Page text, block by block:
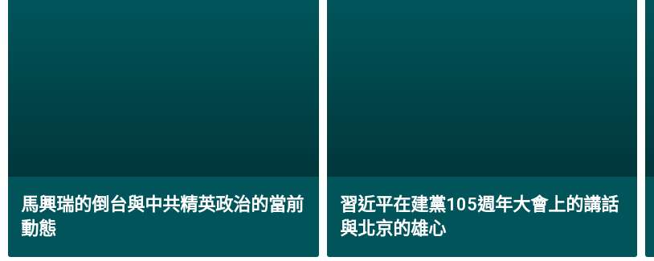
馬興瑞的倒台與中共精英政治的當前
動態
習近平在建黨105週年大會上的講話
與北京的雄心